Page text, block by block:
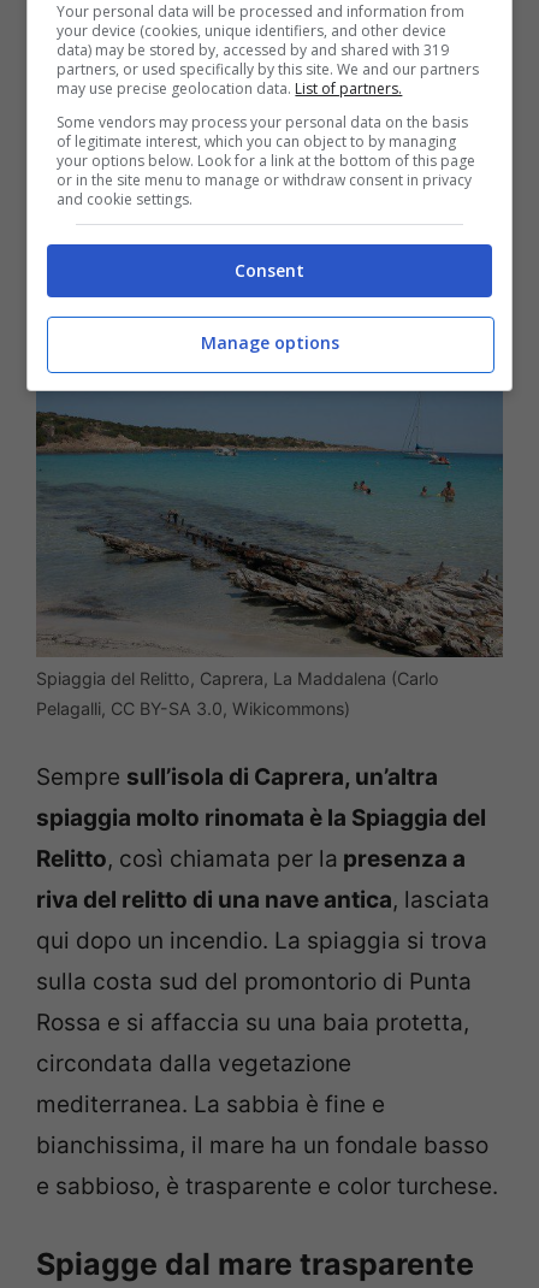
trasparente e turchese e chiusa dalle
rocce rosa levigate. Qui si affaccia una
piccolissima spiaggia, un fazzoletto di
sabbia bianca, chiamataTahiti .
Spiaggia del Relitto, paradiso
per lo snorkeling sull’isola
Spiaggia del Relitto, Caprera, La Maddalena (Carlo
Pelagalli, CC BY-SA 3.0, Wikicommons)
Sempre sull’isola di Caprera, un’altra
spiaggia molto rinomata è la Spiaggia del
Relitto, così chiamata per la presenza a
riva del relitto di una nave antica, lasciata
qui dopo un incendio. La spiaggia si trova
sulla costa sud del promontorio di Punta
Rossa e si affaccia su una baia protetta,
circondata dalla vegetazione
mediterranea. La sabbia è fine e
bianchissima, il mare ha un fondale basso
e sabbioso, è trasparente e color turchese.
Spiagge dal mare trasparente
Your personal data will be processed and information from
your device (cookies, unique identifiers, and other device
data) may be stored by, accessed by and shared with 319
partners, or used specifically by this site. We and our partners
may use precise geolocation data. List of partners.
Some vendors may process your personal data on the basis
of legitimate interest, which you can object to by managing
your options below. Look for a link at the bottom of this page
or in the site menu to manage or withdraw consent in privacy
and cookie settings.
Consent
Manage options